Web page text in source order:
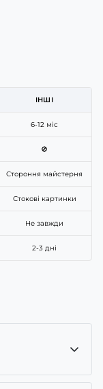
ІНШІ
6-12 міс
🚫
Стороння майстерня
Стокові картинки
Не завжди
2-3 дні
ми є